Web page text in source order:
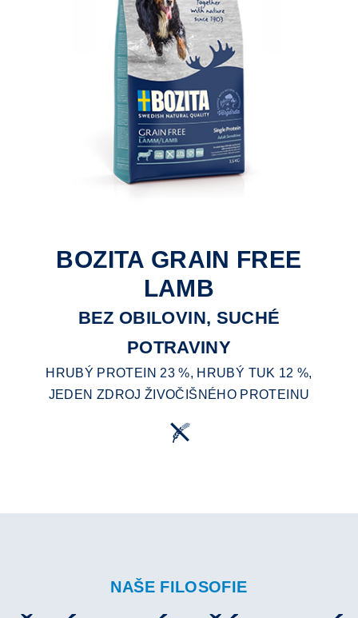
BOZITA GRAIN FREE
LAMB
BEZ OBILOVIN, SUCHÉ
POTRAVINY
HRUBÝ PROTEIN 23 %, HRUBÝ TUK 12 %,
JEDEN ZDROJ ŽIVOČIŠNÉHO PROTEINU
NAŠE FILOSOFIE